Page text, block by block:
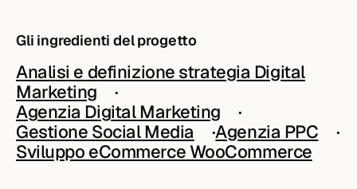
Gli ingredienti del progetto
Analisi e definizione strategia Digital
Marketing
Agenzia Digital Marketing
Gestione Social Media
Agenzia PPC
Sviluppo eCommerce WooCommerce